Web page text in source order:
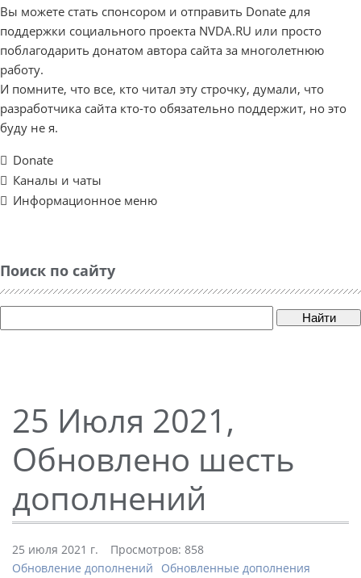
Вы можете стать спонсором и отправить Donate для
поддержки социального проекта NVDA.RU или просто
поблагодарить донатом автора сайта за многолетнюю
работу.
И помните, что все, кто читал эту строчку, думали, что
разработчика сайта кто-то обязательно поддержит, но это
буду не я.
Donate
Каналы и чаты
Информационное меню
Поиск по сайту
Найти
25 Июля 2021,
Обновлено шесть
дополнений
25 июля 2021 г.
Просмотров: 858
Обновление дополнений
Обновленные дополнения